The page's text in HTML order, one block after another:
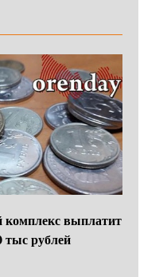
комплекс выплатит
тыс рублей